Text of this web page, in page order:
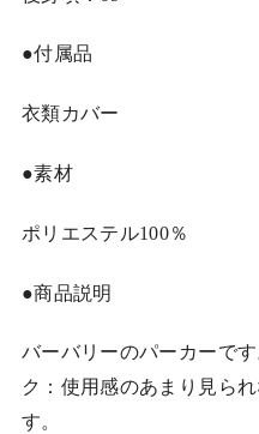
●付属品
衣類カバー
●素材
ポリエステル100％
●商品説明
バーバリーのパーカーで
ク：使用感のあまり見ら
す。